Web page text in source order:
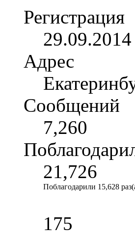
Регистрация
29.09.2014
Адрес
Сообщений
7,260
21,726
Поблагодарили 15,628
175